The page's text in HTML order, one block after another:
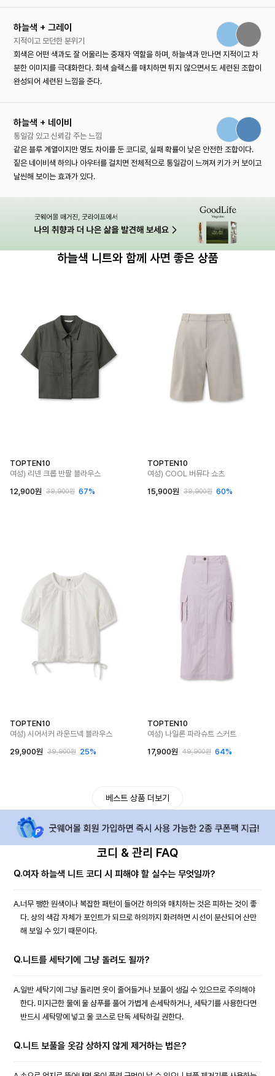
하늘색 + 그레이
지적이고 모던한 분위기
회색은 어떤 색과도 잘 어울리는 중재자 역할을 하며, 하늘색과 만나면 지적이고 차
분한 이미지를 극대화한다. 회색 슬랙스를 매치하면 튀지 않으면서도 세련된 조합이
완성되어 세련된 느낌을 준다.
하늘색 + 네이비
통일감 있고 신뢰감 주는 느낌
같은 블루 계열이지만 명도 차이를 둔 코디로, 실패 확률이 낮은 안전한 조합이다.
짙은 네이비색 하의나 아우터를 걸치면 전체적으로 통일감이 느껴져 키가 커 보이고
날씬해 보이는 효과가 있다.
하늘색 니트와 함께 사면 좋은 상품
TOPTEN10
여성) 리넨 크롭 반팔 블라우스
12,900원
39,900원 67%
TOPTEN10
여성) COOL 버뮤다 쇼츠
15,900원
39,900원 60%
TOPTEN10
여성) 시어서커 라운드넥 블라우스
29,900원
39,900원 25%
TOPTEN10
여성) 나일론 파라슈트 스커트
17,900원
49,900원 64%
베스트 상품 더보기
코디 & 관리 FAQ
Q.여자 하늘색 니트 코디 시 피해야 할 실수는 무엇일까?
A.너무 쨍한 원색이나 복잡한 패턴이 들어간 하의와 매치하는 것은 피하는 것이 좋
다. 상의 색감 자체가 포인트가 되므로 하의까지 화려하면 시선이 분산되어 산만
해 보일 수 있기 때문이다.
Q.니트를 세탁기에 그냥 돌려도 될까?
A.일반 세탁기에 그냥 돌리면 옷이 줄어들거나 보풀이 생길 수 있으므로 주의해야
한다. 미지근한 물에 울 샴푸를 풀어 가볍게 손세탁하거나, 세탁기를 사용한다면
반드시 세탁망에 넣고 울 코스로 단독 세탁하길 권한다.
Q.니트 보풀을 옷감 상하지 않게 제거하는 법은?